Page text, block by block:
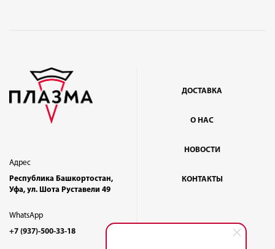
Адрес
Республика Башкортостан,
Уфа, ул. Шота Руставели 49
WhatsApp
+7 (937)-500-33-18
ДОСТАВКА
О НАС
НОВОСТИ
КОНТАКТЫ